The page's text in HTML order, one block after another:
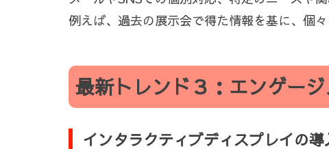
例えば、過去の展示会で得た情報を基に、個
最新トレンド３：エンゲー
インタラクティブディスプレイの導